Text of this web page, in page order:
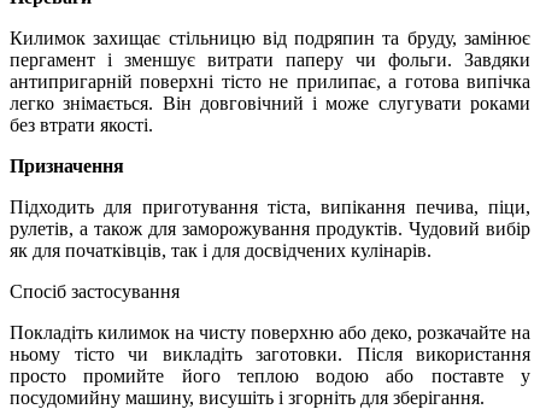
Килимок захищає стільницю від подряпин та бруду, замінює
пергамент і зменшує витрати паперу чи фольги. Завдяки
антипригарній поверхні тісто не прилипає, а готова випічка
легко знімається. Він довговічний і може слугувати роками
без втрати якості.
Призначення
Підходить для приготування тіста, випікання печива, піци,
рулетів, а також для заморожування продуктів. Чудовий вибір
як для початківців, так і для досвідчених кулінарів.
Спосіб застосування
Покладіть килимок на чисту поверхню або деко, розкачайте на
ньому тісто чи викладіть заготовки. Після використання
просто промийте його теплою водою або поставте у
посудомийну машину, висушіть і згорніть для зберігання.